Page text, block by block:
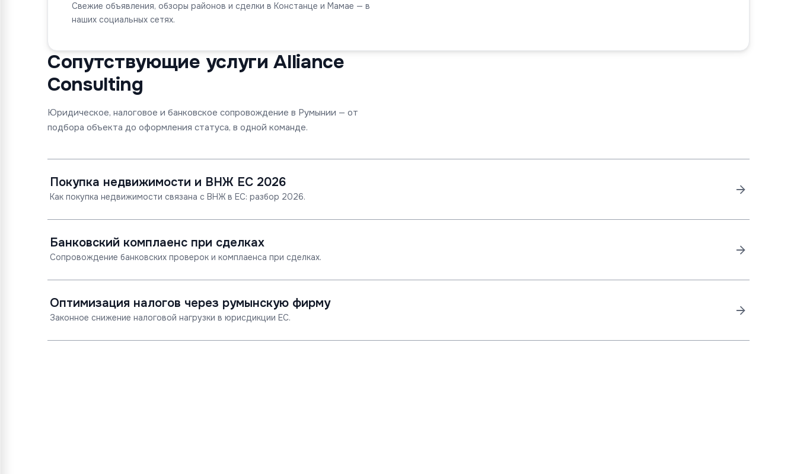
Свежие объявления, обзоры районов и сделки в Констанце и Мамае — в
наших социальных сетях.
Сопутствующие услуги Alliance
Consulting
Юридическое, налоговое и банковское сопровождение в Румынии — от
подбора объекта до оформления статуса, в одной команде.
Покупка недвижимости и ВНЖ ЕС 2026
Как покупка недвижимости связана с ВНЖ в ЕС: разбор 2026.
Банковский комплаенс при сделках
Сопровождение банковских проверок и комплаенса при сделках.
Оптимизация налогов через румынскую фирму
Законное снижение налоговой нагрузки в юрисдикции ЕС.